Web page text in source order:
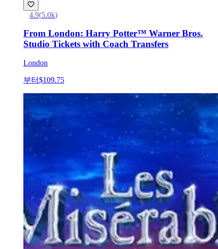
4.9(5.0k)
From London: Harry Potter™ Warner Bros.
Studio Tickets with Coach Transfers
London
부터$109.75